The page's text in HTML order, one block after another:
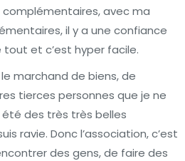
avec ma
il y a une confiance
et c’est hyper facile.
marchand de biens, de
tierces personnes que je ne
été des très très belles
ravie. Donc l’association, c’est
des gens, de faire des